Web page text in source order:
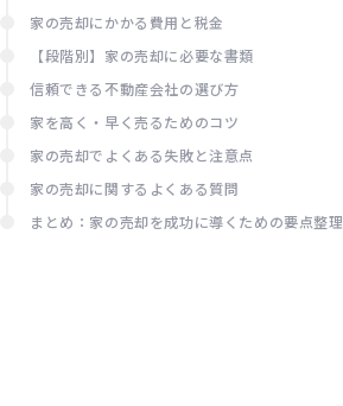
家の売却にかかる費用と税金
【段階別】家の売却に必要な書類
信頼できる不動産会社の選び方
家を高く・早く売るためのコツ
家の売却でよくある失敗と注意点
家の売却に関するよくある質問
まとめ：家の売却を成功に導くための要点整理